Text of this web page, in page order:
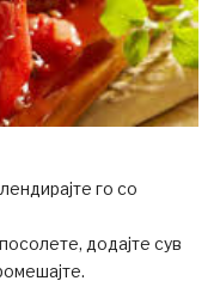
го со
додајте сув